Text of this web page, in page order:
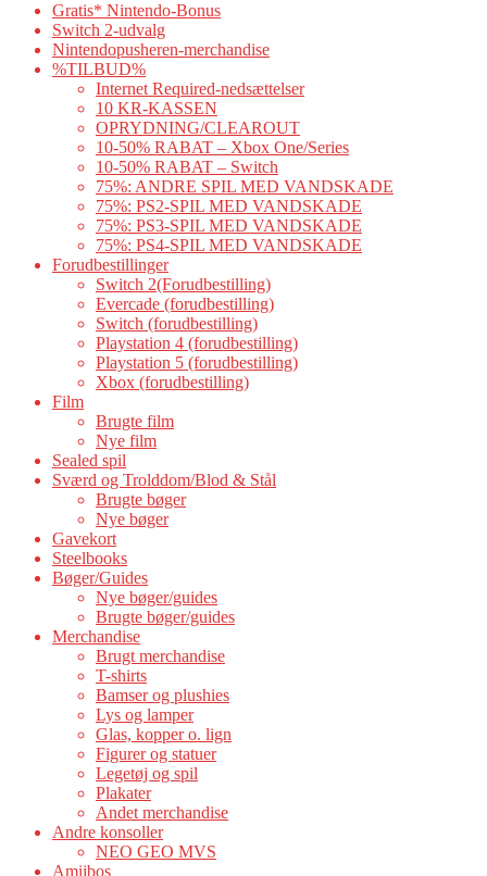
Gratis* Nintendo-Bonus
Switch 2-udvalg
Nintendopusheren-merchandise
%TILBUD%
Internet Required-nedsættelser
10 KR-KASSEN
OPRYDNING/CLEAROUT
10-50% RABAT – Xbox One/Series
10-50% RABAT – Switch
75%: ANDRE SPIL MED VANDSKADE
75%: PS2-SPIL MED VANDSKADE
75%: PS3-SPIL MED VANDSKADE
75%: PS4-SPIL MED VANDSKADE
Forudbestillinger
Switch 2(Forudbestilling)
Evercade (forudbestilling)
Switch (forudbestilling)
Playstation 4 (forudbestilling)
Playstation 5 (forudbestilling)
Xbox (forudbestilling)
Film
Brugte film
Nye film
Sealed spil
Sværd og Trolddom/Blod & Stål
Brugte bøger
Nye bøger
Gavekort
Steelbooks
Bøger/Guides
Nye bøger/guides
Brugte bøger/guides
Merchandise
Brugt merchandise
T-shirts
Bamser og plushies
Lys og lamper
Glas, kopper o. lign
Figurer og statuer
Legetøj og spil
Plakater
Andet merchandise
Andre konsoller
NEO GEO MVS
Amiibos